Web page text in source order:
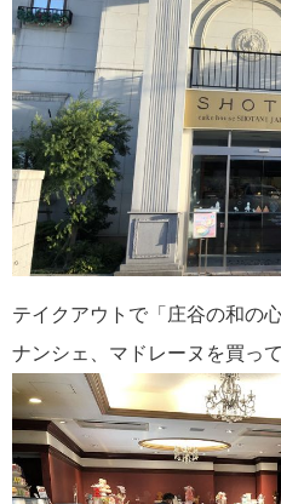
テイクアウトで「庄谷の和の
ナンシェ、マドレーヌを買っ